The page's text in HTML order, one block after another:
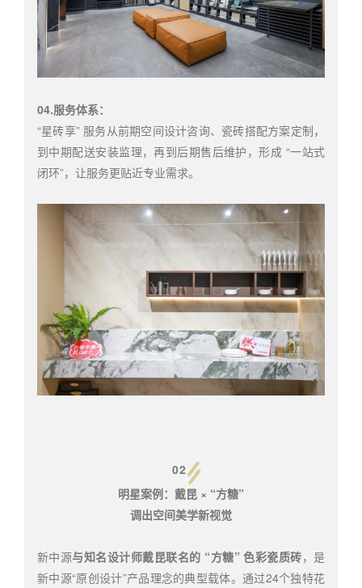
04.服务体系：
“星砖享” 服务从前期空间设计咨询、瓷砖搭配方案定制，
到中期配送安装监理，再到后期售后维护，形成 “一站式
闭环”，让服务更贴近专业需求。
02
明星案例：戴昆 × “方糖”
调出空间美学新视觉
新中源与知名设计师戴昆联名的 “方糖” 色彩瓷质砖，是
新中源“原创设计”产品理念的典型载体。通过24个独特花